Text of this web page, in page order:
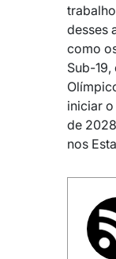
desses
como
Sub-
iniciar
de
nos